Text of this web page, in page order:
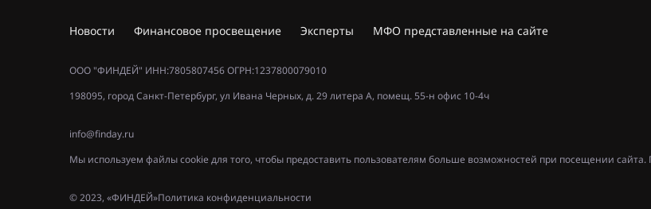
Новости Финансовое просвещение Эксперты МФО представленные на сайте
ООО "ФИНДЕЙ" ИНН:7805807456 ОГРН:1237800079010
198095, город Санкт-Петербург, ул Ивана Черных, д. 29 литера А, помещ. 55-н офис 10-4ч
info@finday.ru
Мы используем файлы cookie для того, чтобы предоставить пользователям больше возможностей при посещении сайта.
Политика конфиденциальности
© 2023, «ФИНДЕЙ»